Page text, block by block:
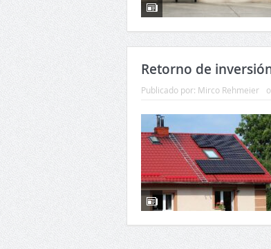
Retorno de
Publicado por: Mirco Rehmeier